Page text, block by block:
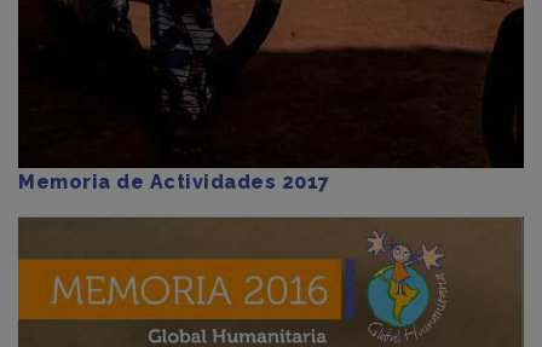
Memoria de Actividades 2017